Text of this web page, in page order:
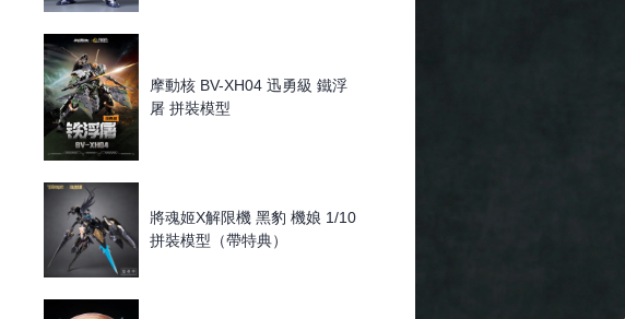
摩動核 BV-XH04 迅勇級 鐵浮
屠 拼裝模型
將魂姬X解限機 黑豹 機娘 1/10
拼裝模型（帶特典）